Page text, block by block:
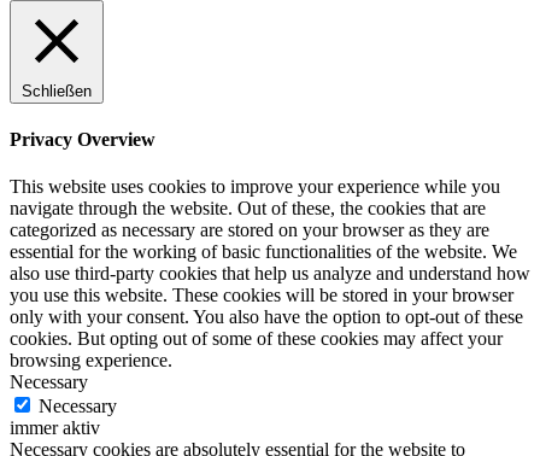
Schließen
Privacy Overview
This website uses cookies to improve your experience while you
navigate through the website. Out of these, the cookies that are
categorized as necessary are stored on your browser as they are
essential for the working of basic functionalities of the website. We
also use third-party cookies that help us analyze and understand how
you use this website. These cookies will be stored in your browser
only with your consent. You also have the option to opt-out of these
cookies. But opting out of some of these cookies may affect your
browsing experience.
Necessary
Necessary
immer aktiv
Necessary cookies are absolutely essential for the website to